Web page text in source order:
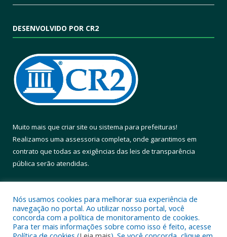
DESENVOLVIDO POR CR2
Muito mais que criar site ou sistema para prefeituras!
Realizamos uma assessoria completa, onde garantimos em
contrato que todas as exigências das leis de transparência
pública serão atendidas.
Nós usamos cookies para melhorar sua experiência de
navegação no portal. Ao utilizar nosso portal, você
concorda com a política de monitoramento de cookies.
Para ter mais informações sobre como isso é feito, acesse